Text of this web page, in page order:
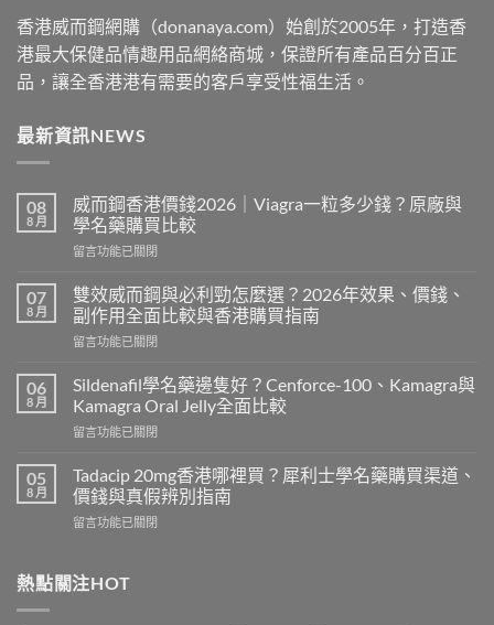
香港威而鋼網購（donanaya.com）始創於2005年，打造香
港最大保健品情趣用品網絡商城，保證所有產品百分百正
品，讓全香港港有需要的客戶享受性福生活。
最新資訊NEWS
08
8 月
威而鋼香港價錢2026｜Viagra一粒多少錢？原廠與
學名藥購買比較
在
而
鋼
香
港
錢
2026
Viagra
粒
多
錢？
與
留言功能已關閉
07
8 月
雙效威而鋼與必利勁怎麼選？2026年效果、價錢、
副作用全面比較與香港購買指南
在
效
威
而
鋼
必
利
勁
怎
2026
留言功能已關閉
06
8 月
Sildenafil學名藥邊隻好？Cenforce-100、Kamagra與
Kamagra Oral Jelly全面比較
在
學
名
藥
邊
Cenforce-
留言功能已關閉
05
8 月
Tadacip 20mg香港哪裡買？犀利士學名藥購買渠道、
價錢與真假辨別指南
在
香
港
留言功能已關閉
熱點關注HOT